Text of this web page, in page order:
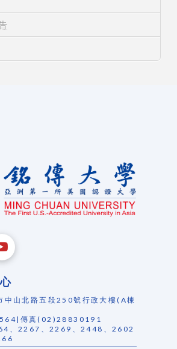
中山北路五段250號行政大樓(A棟
傳真(02)28830191
、2267、2269、2448、2602